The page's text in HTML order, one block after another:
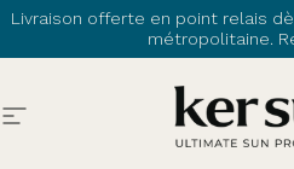
Passer au contenu
Livraison offerte en point relais
métropolitaine.
Navigation Ker Sun